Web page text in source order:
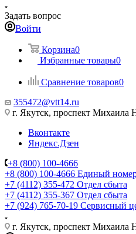
Задать вопрос
Войти
Корзина0
Избранные товары0
Сравнение товаров0
355472@vtt14.ru
г. Якутск, проспект Михаила
Вконтакте
Яндекс.Дзен
+8 (800) 100-4666
+8 (800) 100-4666 Единый
+7 (4112) 355-472 Отдел сбыта
+7 (4112) 355-367 Отдел сбыта
+7 (924) 765-70-19 Сервисный
г. Якутск, проспект Михаила